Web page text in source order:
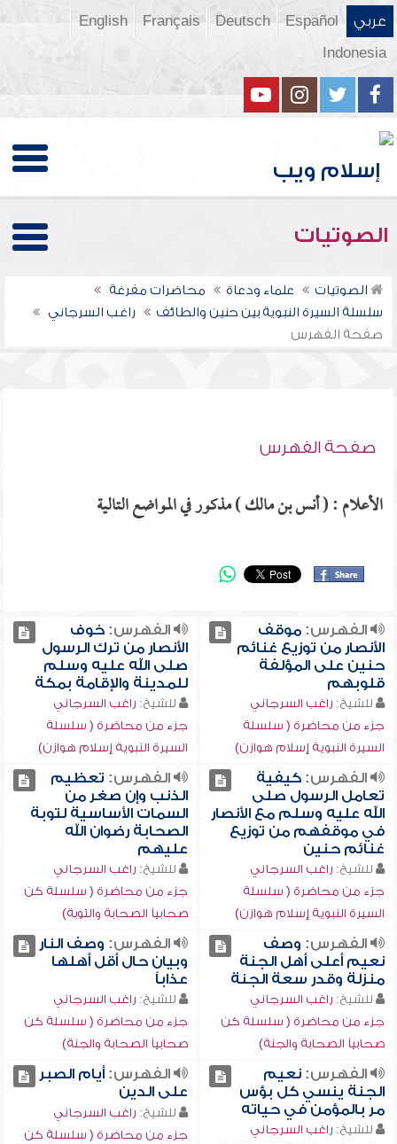
عربي Español
Deutsch
Français
English
Indonesia
الصوتيات
الصوتيات علماء ودعاة
محاضرات مفرغة
سلسلة السيرة النبوية بين حنين والطائف
راغب السرجاني
صفحة الفهرس
صفحة الفهرس
الأعلام : ( أنس بن مالك ) مذكور في المواضع التالية
الفهرس:موقف
الأنصار من توزيع غنائم
حنين على المؤلفة
قلوبهم
للشيخ: راغب السرجاني
جزء من محاضرة ( سلسلة
السيرة النبوية إسلام هوازن)
الفهرس:خوف
الأنصار من ترك الرسول
صلى الله عليه وسلم
للمدينة والإقامة بمكة
للشيخ: راغب السرجاني
جزء من محاضرة ( سلسلة
السيرة النبوية إسلام هوازن)
الفهرس:كيفية
تعامل الرسول صلى
الله عليه وسلم مع الأنصار
في موقفهم من توزيع
غنائم حنين
للشيخ: راغب السرجاني
جزء من محاضرة ( سلسلة
السيرة النبوية إسلام هوازن)
الفهرس: تعظيم
الذنب وإن صغر من
السمات الأساسية لتوبة
الصحابة رضوان الله
عليهم
للشيخ: راغب السرجاني
جزء من محاضرة ( سلسلة كن
صحابياً الصحابة والتوبة)
الفهرس: وصف
نعيم أعلى أهل الجنة
منزلة وقدر سعة الجنة
للشيخ: راغب السرجاني
جزء من محاضرة ( سلسلة كن
صحابياً الصحابة والجنة)
الفهرس: وصف النار
وبيان حال أقل أهلها
عذاباً
للشيخ: راغب السرجاني
جزء من محاضرة ( سلسلة كن
صحابياً الصحابة والجنة)
الفهرس:نعيم
الجنة ينسي كل بؤس
مر بالمؤمن في حياته
للشيخ: راغب السرجاني
الفهرس:أيام الصبر
على الدين
للشيخ: راغب السرجاني
جزء من محاضرة ( سلسلة كن